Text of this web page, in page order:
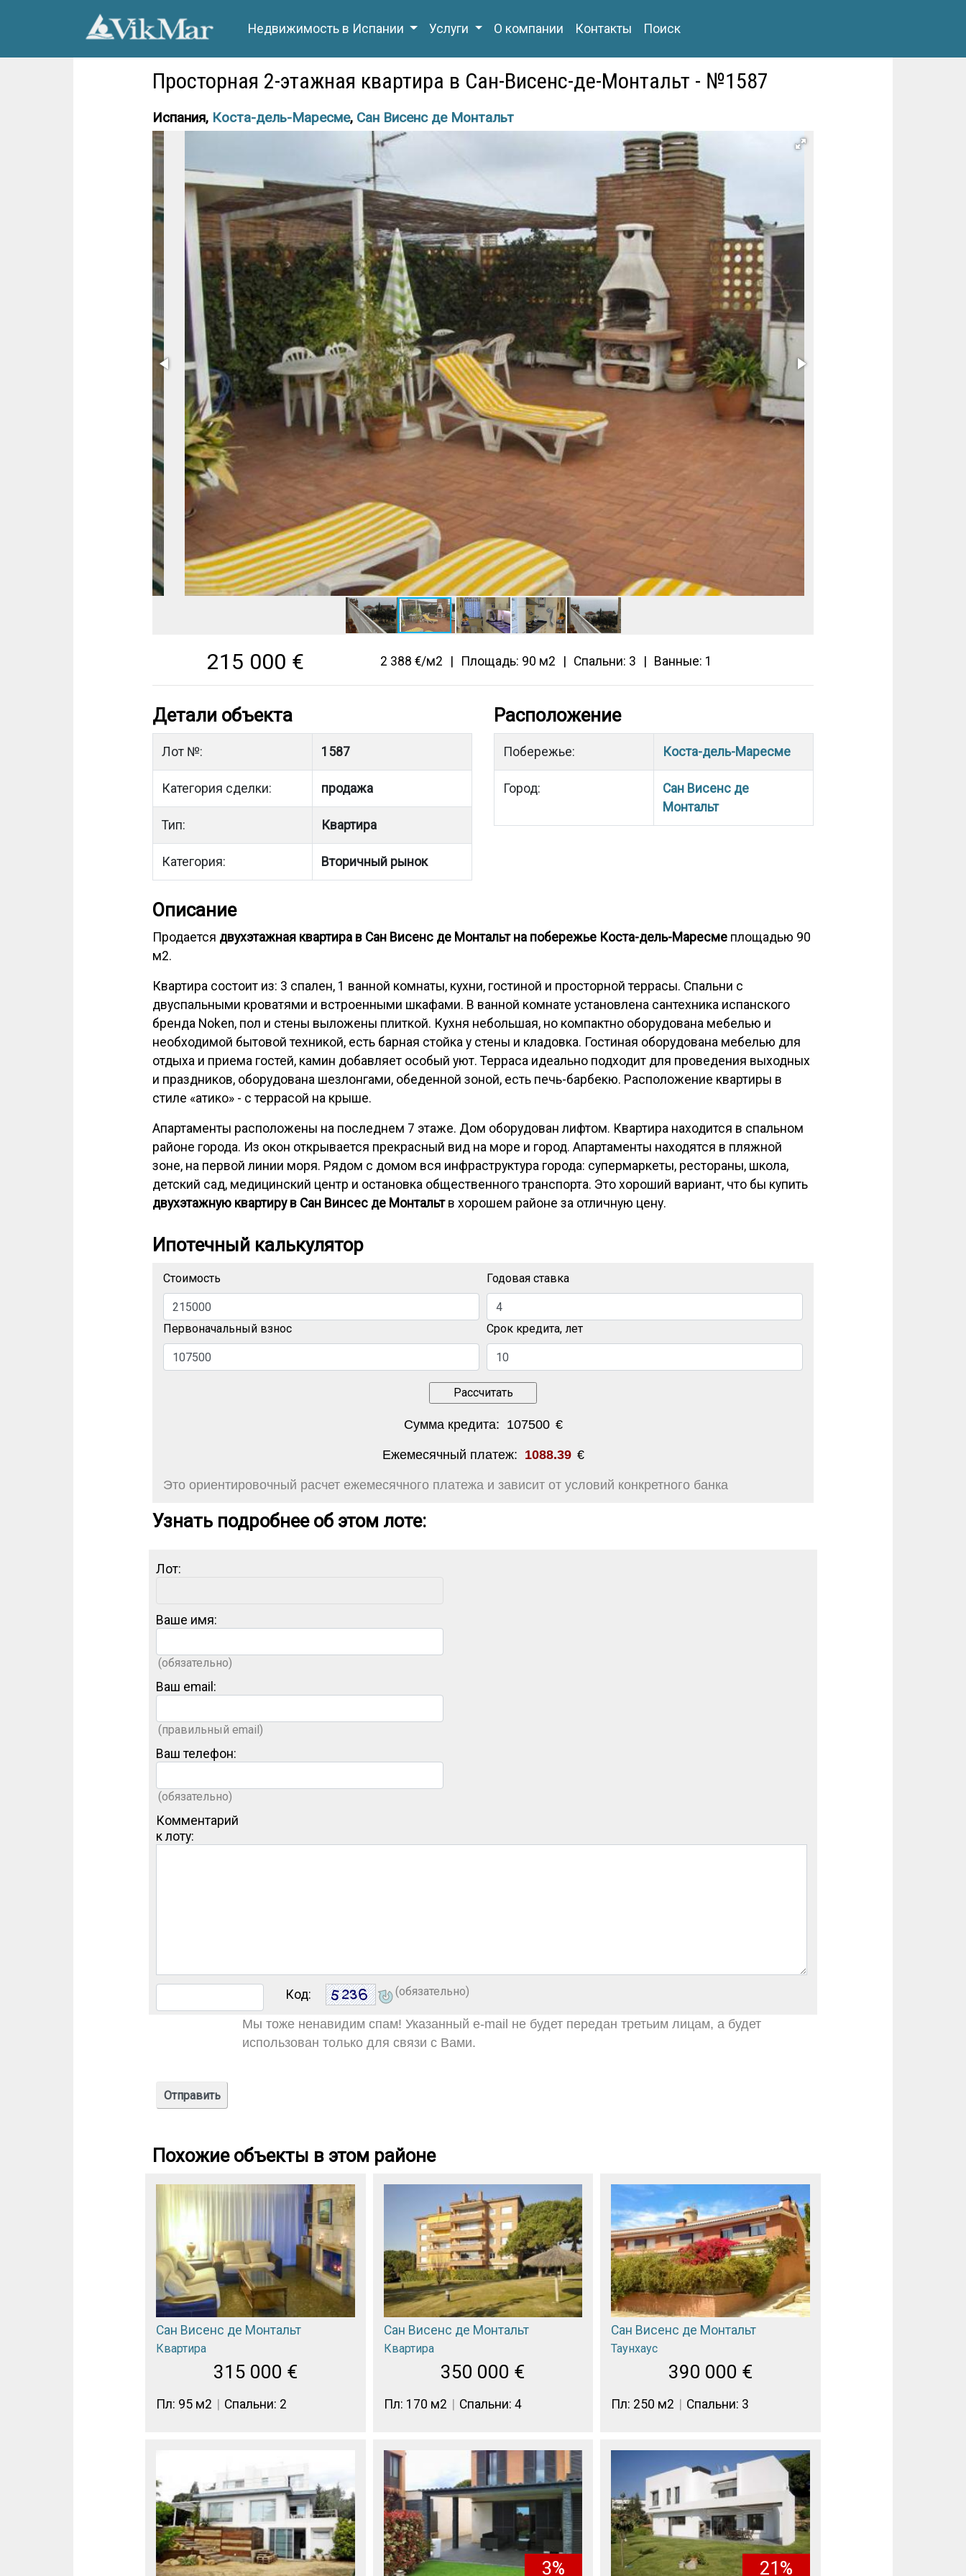
Недвижимость в Испании Услуги О компании Контакты Поиск
Просторная 2-этажная квартира в Сан-Висенс-де-Монтальт - №1587
Испания, Коста-дель-Маресме, Сан Висенс де Монтальт
215 000 € 2 388 €/м2 Площадь: 90 м2 Спальни: 3 Ванные: 1
Детали объекта
Лот №: 1587
Категория сделки: продажа
Тип: Квартира
Категория: Вторичный рынок
Расположение
Побережье: Коста-дель-Маресме
Город:
Сан Висенс де
Монтальт
Описание
Продается двухэтажная квартира в Сан Висенс де Монтальт на побережье Коста-дель-Маресме площадью 90
м2.
Квартира состоит из: 3 спален, 1 ванной комнаты, кухни, гостиной и просторной террасы. Спальни с
двуспальными кроватями и встроенными шкафами. В ванной комнате установлена сантехника испанского
бренда Noken, пол и стены выложены плиткой. Кухня небольшая, но компактно оборудована мебелью и
необходимой бытовой техникой, есть барная стойка у стены и кладовка. Гостиная оборудована мебелью для
отдыха и приема гостей, камин добавляет особый уют. Терраса идеально подходит для проведения выходных
и праздников, оборудована шезлонгами, обеденной зоной, есть печь-барбекю. Расположение квартиры в
стиле «атико» - с террасой на крыше.
Апартаменты расположены на последнем 7 этаже. Дом оборудован лифтом. Квартира находится в спальном
районе города. Из окон открывается прекрасный вид на море и город. Апартаменты находятся в пляжной
зоне, на первой линии моря. Рядом с домом вся инфраструктура города: супермаркеты, рестораны, школа,
детский сад, медицинский центр и остановка общественного транспорта. Это хороший вариант, что бы купить
двухэтажную квартиру в Сан Винсес де Монтальтв хорошем районе за отличную цену.
Ипотечный калькулятор
Стоимость
Первоначальный взнос
Годовая ставка
Срок кредита, лет
Сумма кредита: 107500 €
Ежемесячный платеж: 1088.39 €
Это ориентировочный расчет ежемесячного платежа и зависит от условий конкретного банка
Узнать подробнее об этом лоте:
Лот:
Ваше имя:
(обязательно)
Ваш email:
(правильный email)
Ваш телефон:
(обязательно)
Комментарий
к лоту:
Код: (обязательно)
Мы тоже ненавидим спам! Указанный e-mail не будет передан третьим лицам, а будет
использован только для связи с Вами.
Похожие объекты в этом районе
Сан Висенс де Монтальт
Квартира
315 000 €
Пл: 95 м2 Спальни: 2
Сан Висенс де Монтальт
Квартира
350 000 €
Пл: 170 м2 Спальни: 4
Сан Висенс де Монтальт
Таунхаус
390 000 €
Пл: 250 м2 Спальни: 3
3% 21%